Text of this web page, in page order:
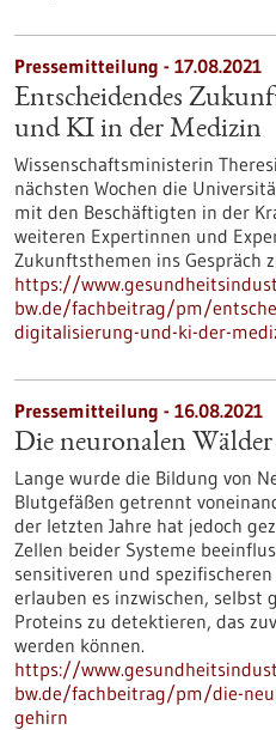
Pressemitteilung - 17.08.2021
Entscheidendes
und KI in der Medizin
Wissenschaftsministerin
nächsten Wochen die
mit den Beschäftigten in der
weiteren Expertinnen und
Zukunftsthemen ins Gespräch
https://
bw.de/fachbeitrag/pm/
digitalisierung-und-ki-der-
Pressemitteilung - 16.08.2021
Die neuronalen
Lange wurde die Bildung von
Blutgefäßen getrennt
der letzten Jahre hat jedoch
Zellen beider Systeme
sensitiveren und
erlauben es inzwischen, selbst
Proteins zu detektieren, das
werden können.
https://
bw.de/fachbeitrag/pm/die-
gehirn